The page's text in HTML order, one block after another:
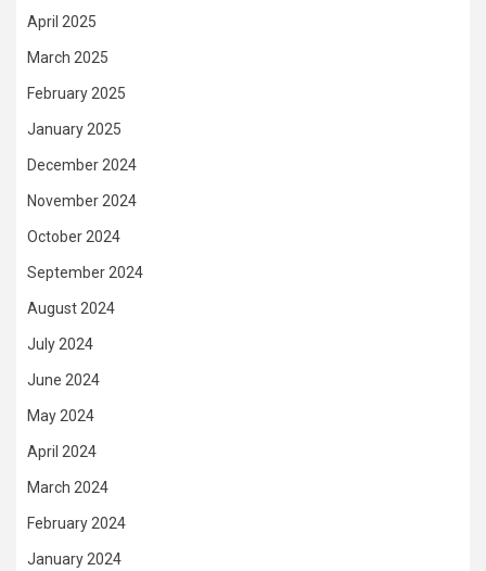
April 2025
March 2025
February 2025
January 2025
December 2024
November 2024
October 2024
September 2024
August 2024
July 2024
June 2024
May 2024
April 2024
March 2024
February 2024
January 2024